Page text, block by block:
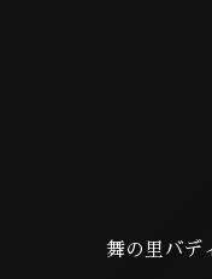
舞の里バデ